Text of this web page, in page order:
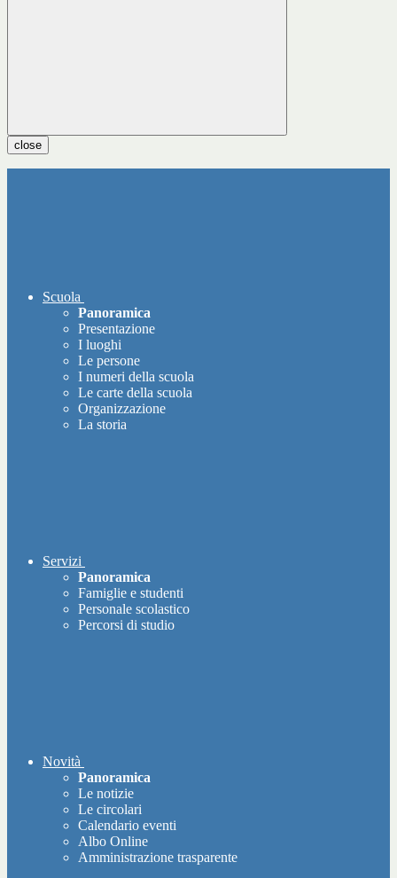
close
Scuola
Panoramica
Presentazione
I luoghi
Le persone
I numeri della scuola
Le carte della scuola
Organizzazione
La storia
Servizi
Panoramica
Famiglie e studenti
Personale scolastico
Percorsi di studio
Novità
Panoramica
Le notizie
Le circolari
Calendario eventi
Albo Online
Amministrazione trasparente